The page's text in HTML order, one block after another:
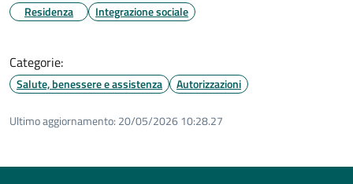
Residenza Integrazione sociale
Categorie:
Salute, benessere e assistenza Autorizzazioni
Ultimo aggiornamento: 20/05/2026 10:28.27